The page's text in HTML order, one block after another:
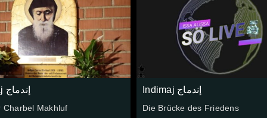
Indimaj إندماج
Charbel Makhluf
Indimaj إندماج
Die Brücke des Friedens